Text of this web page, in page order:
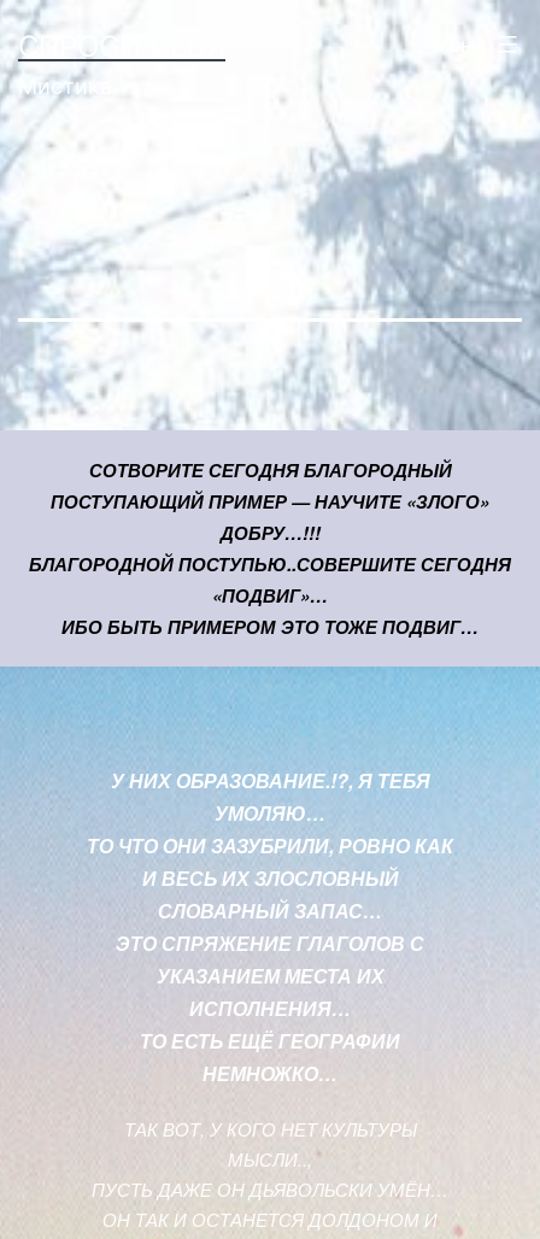
Перейти
к
содержимому
СПРОСИ СЕБЯ
Мистика
СОТВОРИТЕ СЕГОДНЯ БЛАГОРОДНЫЙ
ПОСТУПАЮЩИЙ ПРИМЕР — НАУЧИТЕ «ЗЛОГО»
ДОБРУ…!!!
БЛАГОРОДНОЙ ПОСТУПЬЮ..СОВЕРШИТЕ СЕГОДНЯ
«ПОДВИГ»…
ИБО БЫТЬ ПРИМЕРОМ ЭТО ТОЖЕ ПОДВИГ…
У НИХ ОБРАЗОВАНИЕ.!?, Я ТЕБЯ
УМОЛЯЮ…
ТО ЧТО ОНИ ЗАЗУБРИЛИ, РОВНО КАК
И ВЕСЬ ИХ ЗЛОСЛОВНЫЙ
СЛОВАРНЫЙ ЗАПАС…
ЭТО СПРЯЖЕНИЕ ГЛАГОЛОВ С
УКАЗАНИЕМ МЕСТА ИХ
ИСПОЛНЕНИЯ…
ТО ЕСТЬ ЕЩЁ ГЕОГРАФИИ
НЕМНОЖКО…
ТАК ВОТ, У КОГО НЕТ КУЛЬТУРЫ
МЫСЛИ..,
ПУСТЬ ДАЖЕ ОН ДЬЯВОЛЬСКИ УМЁН…
ОН ТАК И ОСТАНЕТСЯ ДОЛДОНОМ И